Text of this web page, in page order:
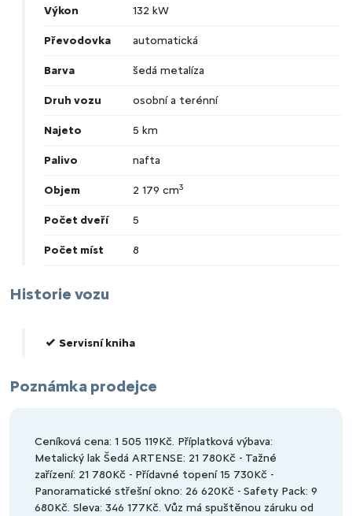
Výkon 132 kW
Převodovka automatická
Barva šedá metalíza
Druh vozu osobní a terénní
Najeto 5 km
Palivo nafta
Objem 2 179 cm3
Počet dveří 5
Počet míst 8
Historie vozu
Servisní kniha
Poznámka prodejce
Ceníková cena: 1 505 119Kč. Příplatková výbava:
Metalický lak Šedá ARTENSE: 21 780Kč - Tažné
zařízení: 21 780Kč - Přídavné topení 15 730Kč -
Panoramatické střešní okno: 26 620Kč - Safety Pack: 9
680Kč. Sleva: 346 177Kč. Vůz má spuštěnou záruku od